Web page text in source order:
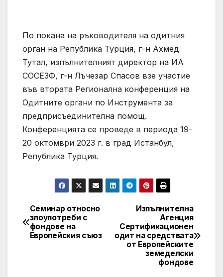
По покана на ръководителя на одитния
орган на Република Турция, г-н Ахмед
Тутал, изпълнителният директор на ИА
СОСЕЗФ, г-н Лъчезар Спасов взе участие
във втората Регионална конференция на
Одитните органи по Инструмента за
предприсъединителна помощ.
Конференцията се проведе в периода 19-
20 октомври 2023 г. в град Истанбул,
Република Турция.
Post
navigation
Изпълнителна
Агенция
Сертификационен
одит на средствата
от Европейските
земеделски
фондове
Семинар относно
злоупотреби с
фондове на
Европейския съюз